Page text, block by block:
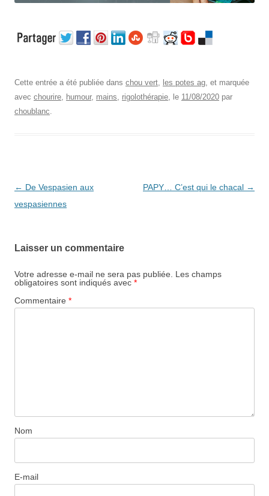
Cette entrée a été publiée dans chou vert les potes ag , et marquée
avec chourire humour, mains rigolothérapie , le 11/08/2020 par
choublanc
Navigation
des
← De Vespasien aux
vespasiennes
PAPY… C’est qui le chacal →
Laisser un commentaire
Votre adresse e-mail ne sera pas publiée.
Les champs
obligatoires sont indiqués avec *
Commentaire *
Nom
E-mail